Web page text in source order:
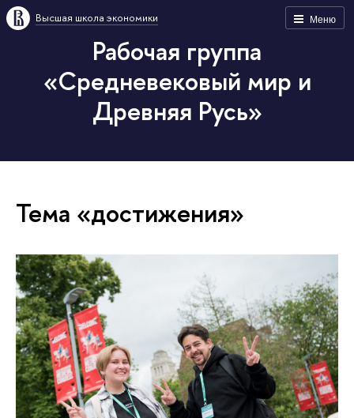
Меню
Высшая школа экономики
Рабочая группа
«Средневековый мир и
Древняя Русь»
Тема «достижения»